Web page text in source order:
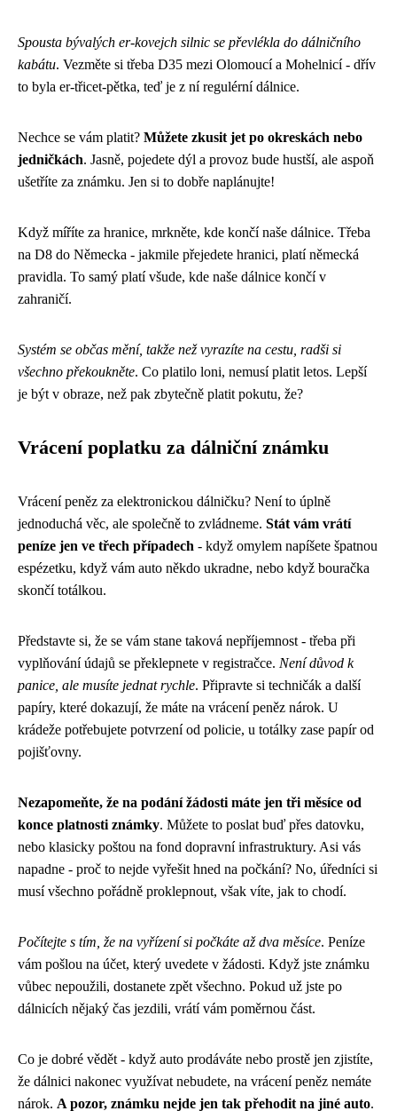
Spousta bývalých er-kovejch silnic se převlékla do dálničního
kabátu. Vezměte si třeba D35 mezi Olomoucí a Mohelnicí - dřív
to byla er-třicet-pětka, teď je z ní regulérní dálnice.
Nechce se vám platit? Můžete zkusit jet po okreskách nebo
jedničkách. Jasně, pojedete dýl a provoz bude hustší, ale aspoň
ušetříte za známku. Jen si to dobře naplánujte!
Když míříte za hranice, mrkněte, kde končí naše dálnice. Třeba
na D8 do Německa - jakmile přejedete hranici, platí německá
pravidla. To samý platí všude, kde naše dálnice končí v
zahraničí.
Systém se občas mění, takže než vyrazíte na cestu, radši si
všechno překoukněte. Co platilo loni, nemusí platit letos. Lepší
je být v obraze, než pak zbytečně platit pokutu, že?
Vrácení poplatku za dálniční známku
Vrácení peněz za elektronickou dálničku? Není to úplně
jednoduchá věc, ale společně to zvládneme. Stát vám vrátí
peníze jen ve třech případech - když omylem napíšete špatnou
espézetku, když vám auto někdo ukradne, nebo když bouračka
skončí totálkou.
Představte si, že se vám stane taková nepříjemnost - třeba při
vyplňování údajů se překlepnete v registračce. Není důvod k
panice, ale musíte jednat rychle. Připravte si techničák a další
papíry, které dokazují, že máte na vrácení peněz nárok. U
krádeže potřebujete potvrzení od policie, u totálky zase papír od
pojišťovny.
Nezapomeňte, že na podání žádosti máte jen tři měsíce od
konce platnosti známky. Můžete to poslat buď přes datovku,
nebo klasicky poštou na fond dopravní infrastruktury. Asi vás
napadne - proč to nejde vyřešit hned na počkání? No, úředníci si
musí všechno pořádně proklepnout, však víte, jak to chodí.
Počítejte s tím, že na vyřízení si počkáte až dva měsíce. Peníze
vám pošlou na účet, který uvedete v žádosti. Když jste známku
vůbec nepoužili, dostanete zpět všechno. Pokud už jste po
dálnicích nějaký čas jezdili, vrátí vám poměrnou část.
Co je dobré vědět - když auto prodáváte nebo prostě jen zjistíte,
že dálnici nakonec využívat nebudete, na vrácení peněz nemáte
nárok. A pozor, známku nejde jen tak přehodit na jiné auto.